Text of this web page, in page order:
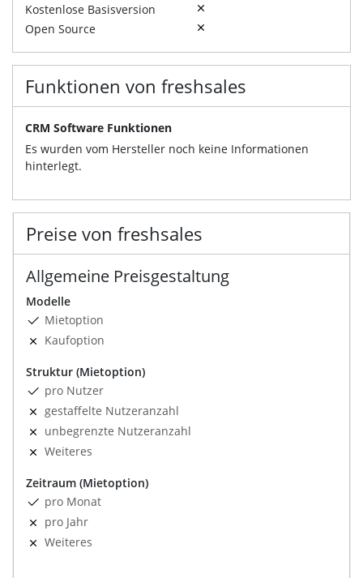
Kostenlose Basisversion
Open Source
Funktionen von freshsales
CRM Software Funktionen
Es wurden vom Hersteller noch keine Informationen
hinterlegt.
Preise von freshsales
Allgemeine Preisgestaltung
Modelle
Mietoption
Kaufoption
Struktur (Mietoption)
pro Nutzer
gestaffelte Nutzeranzahl
unbegrenzte Nutzeranzahl
Weiteres
Zeitraum (Mietoption)
pro Monat
pro Jahr
Weiteres